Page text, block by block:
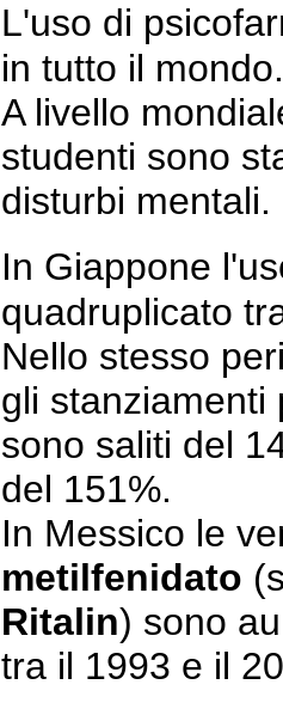
L'uso di
in tutto il mondo.
A livello
studenti sono
disturbi mentali.
In Giappone
quadruplicato
Nello stesso
gli stanziamenti
sono saliti del
del 151%.
In Messico le
metilfenidato
Ritalin) sono
tra il 1993 e il